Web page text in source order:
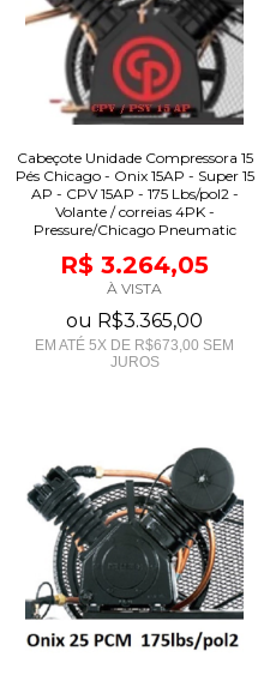
Cabeçote Unidade Compressora 15
Pés Chicago - Onix 15AP - Super 15
AP - CPV 15AP - 175 Lbs/pol2 -
Volante / correias 4PK -
Pressure/Chicago Pneumatic
R$ 3.264,05
À VISTA
ou R$3.365,00
EM ATÉ 5X DE R$673,00 SEM
JUROS